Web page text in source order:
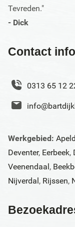
Tevreden."
- Dick
Contact
0313 65 12
Werkgebied:
Deventer, Eerbeek,
Veenendaal,
Nijverdal, Rijssen,